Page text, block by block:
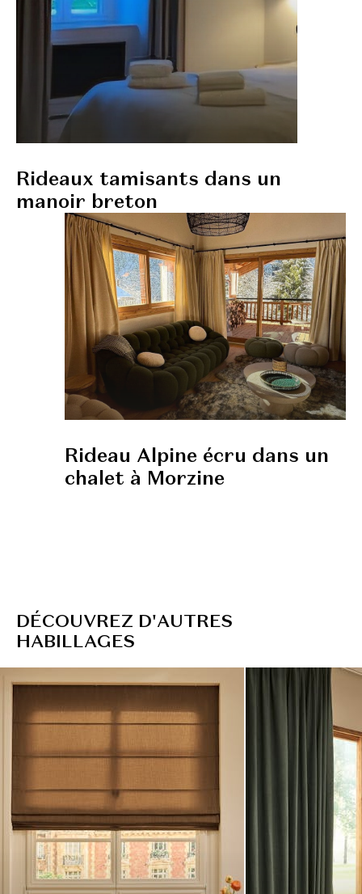
Rideaux tamisants dans un
manoir breton
Rideau Alpine écru dans un
chalet à Morzine
DÉCOUVREZ D'AUTRES
HABILLAGES